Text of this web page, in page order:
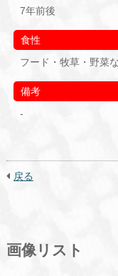
7年前後
食性
フード・牧草・野菜
備考
-
戻る
画像リスト